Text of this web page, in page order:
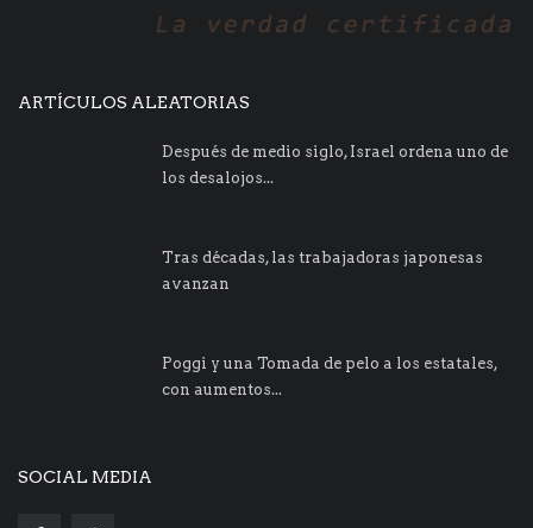
ARTÍCULOS ALEATORIAS
Después de medio siglo, Israel ordena uno de
los desalojos...
Tras décadas, las trabajadoras japonesas
avanzan
Poggi y una Tomada de pelo a los estatales,
con aumentos...
SOCIAL MEDIA